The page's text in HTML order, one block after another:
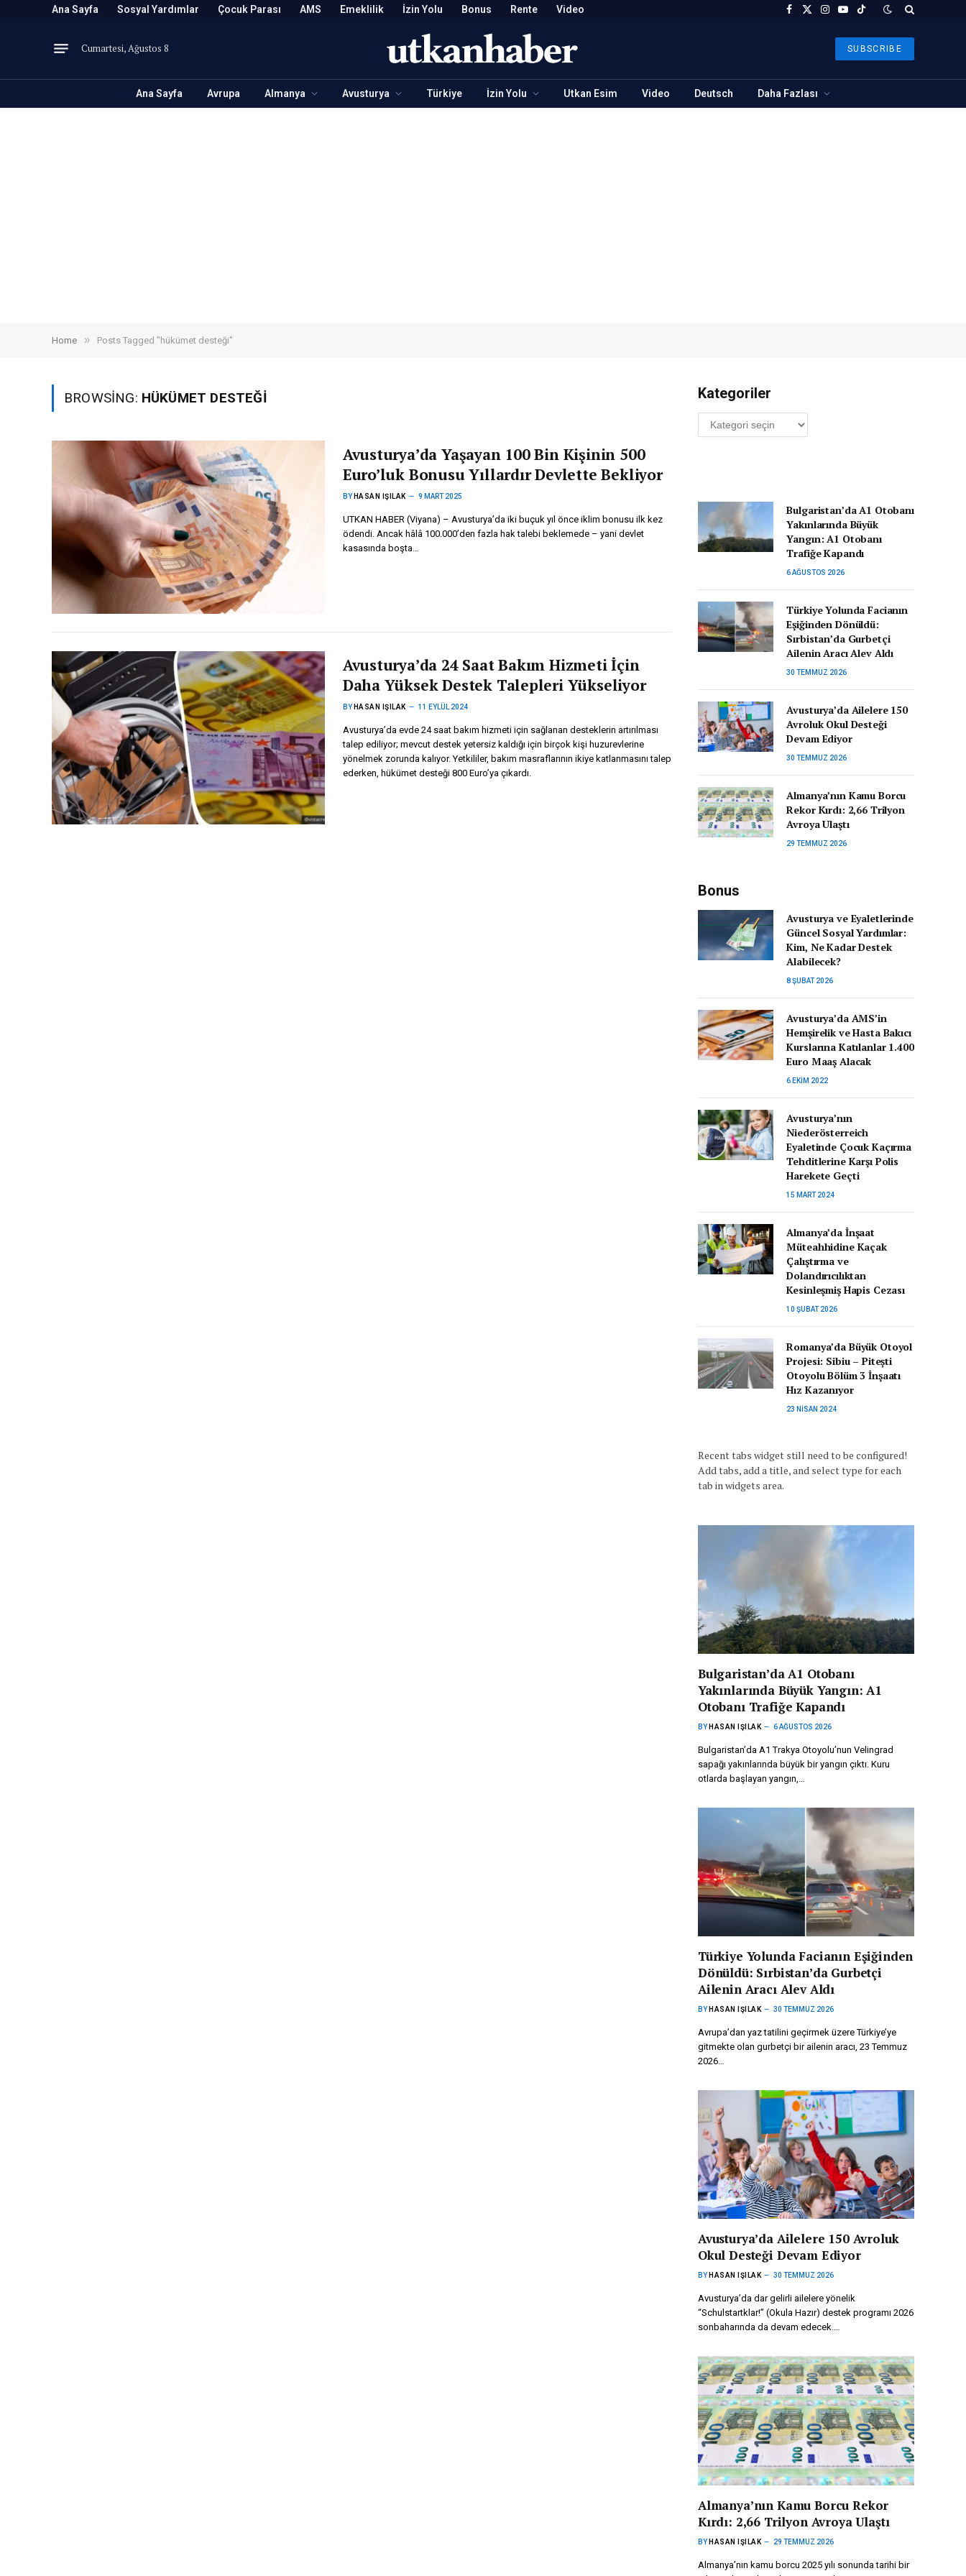
Ana Sayfa Sosyal Yardımlar Çocuk Parası AMS Emeklilik İzin Yolu Bonus Rente Video Facebook
X
Instagram
YouTubeTikTok
Cumartesi, Ağustos 8 SUBSCRIBE
Ana Sayfa Avrupa Almanya Avusturya Türkiye İzin Yolu Utkan Esim Video Deutsch Daha Fazlası
Home » Posts Tagged "hükümet desteği"
BROWSING: HÜKÜMET DESTEĞI
Avusturya’da Yaşayan 100 Bin Kişinin 500
Euro’luk Bonusu Yıllardır Devlette Bekliyor
BY HASAN IŞILAK 9 MART 2025
UTKAN HABER (Viyana) – Avusturya’da iki buçuk yıl önce iklim bonusu ilk kez
ödendi. Ancak hâlâ 100.000’den fazla hak talebi beklemede – yani devlet
kasasında boşta…
Avusturya’da 24 Saat Bakım Hizmeti İçin
Daha Yüksek Destek Talepleri Yükseliyor
BY HASAN IŞILAK 11 EYLÜL 2024
Avusturya’da evde 24 saat bakım hizmeti için sağlanan desteklerin artırılması
talep ediliyor; mevcut destek yetersiz kaldığı için birçok kişi huzurevlerine
yönelmek zorunda kalıyor. Yetkililer, bakım masraflarının ikiye katlanmasını talep
ederken, hükümet desteği 800 Euro’ya çıkardı.
Kategoriler
Kategoriler
Bulgaristan’da A1 Otobanı
Yakınlarında Büyük
Yangın: A1 Otobanı
Trafiğe Kapandı
6 AĞUSTOS 2026
Türkiye Yolunda Facianın
Eşiğinden Dönüldü:
Sırbistan’da Gurbetçi
Ailenin Aracı Alev Aldı
30 TEMMUZ 2026
Avusturya’da Ailelere 150
Avroluk Okul Desteği
Devam Ediyor
30 TEMMUZ 2026
Almanya’nın Kamu Borcu
Rekor Kırdı: 2,66 Trilyon
Avroya Ulaştı
29 TEMMUZ 2026
Bonus
Avusturya ve Eyaletlerinde
Güncel Sosyal Yardımlar:
Kim, Ne Kadar Destek
Alabilecek?
8 ŞUBAT 2026
Avusturya’da AMS’in
Hemşirelik ve Hasta Bakıcı
Kurslarına Katılanlar 1.400
Euro Maaş Alacak
6 EKIM 2022
Avusturya’nın
Niederösterreich
Eyaletinde Çocuk Kaçırma
Tehditlerine Karşı Polis
Harekete Geçti
15 MART 2024
Almanya’da İnşaat
Müteahhidine Kaçak
Çalıştırma ve
Dolandırıcılıktan
Kesinleşmiş Hapis Cezası
10 ŞUBAT 2026
Romanya’da Büyük Otoyol
Projesi: Sibiu – Pitești
Otoyolu Bölüm 3 İnşaatı
Hız Kazanıyor
23 NISAN 2024
Recent tabs widget still need to be configured!
Add tabs, add a title, and select type for each
tab in widgets area.
Bulgaristan’da A1 Otobanı
Yakınlarında Büyük Yangın: A1
Otobanı Trafiğe Kapandı
BY HASAN IŞILAK 6 AĞUSTOS 2026
Bulgaristan’da A1 Trakya Otoyolu’nun Velingrad
sapağı yakınlarında büyük bir yangın çıktı. Kuru
otlarda başlayan yangın,…
Türkiye Yolunda Facianın Eşiğinden
Dönüldü: Sırbistan’da Gurbetçi
Ailenin Aracı Alev Aldı
BY HASAN IŞILAK 30 TEMMUZ 2026
Avrupa’dan yaz tatilini geçirmek üzere Türkiye’ye
gitmekte olan gurbetçi bir ailenin aracı, 23 Temmuz
2026…
Avusturya’da Ailelere 150 Avroluk
Okul Desteği Devam Ediyor
BY HASAN IŞILAK 30 TEMMUZ 2026
Avusturya’da dar gelirli ailelere yönelik
“Schulstartklar!” (Okula Hazır) destek programı 2026
sonbaharında da devam edecek.…
Almanya’nın Kamu Borcu Rekor
Kırdı: 2,66 Trilyon Avroya Ulaştı
BY HASAN IŞILAK 29 TEMMUZ 2026
Almanya’nın kamu borcu 2025 yılı sonunda tarihi bir